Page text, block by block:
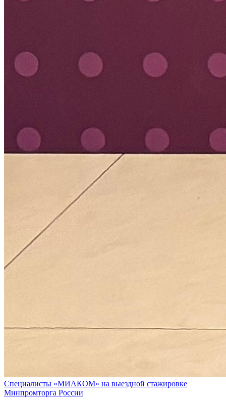
Специалисты «МИАКОМ» на выездной стажировке
Минпромторга России